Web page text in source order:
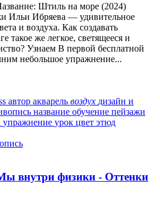
Штиль на море (2024)
Ильи Ибряева — удивительное
и воздуха. Как создавать
такое же легкое, светящееся и
Узнаем В первой бесплатной
небольшое упражнение...
автор акварель воздух дизайн и
название обучение пейзажи
упражнение урок цвет этюд
внутри физики - Оттенки